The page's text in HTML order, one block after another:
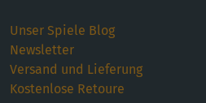
Unser Spiele Blog
Newsletter
Versand und Lieferung
Kostenlose Retoure